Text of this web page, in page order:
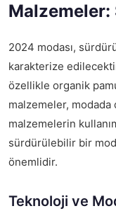
2024 modası,
karakterize
özellikle organik
malzemeler, modada
malzemelerin
sürdürülebilir bir
önemlidir.
Teknoloji ve